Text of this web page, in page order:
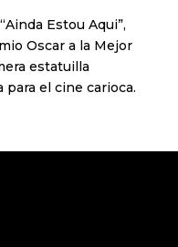
Estou Aqui”,
Oscar a la Mejor
estatuilla
el cine carioca.